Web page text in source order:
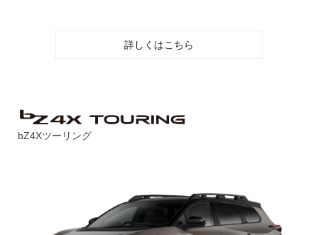
詳しくはこちら
bZ4Xツーリング